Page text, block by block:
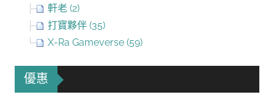
軒老 (2)
打寶夥伴 (35)
X-Ra Gameverse (59)
優惠